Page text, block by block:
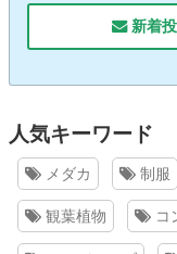
新着投
人気キーワード
メダカ 制服
観葉植物 コ